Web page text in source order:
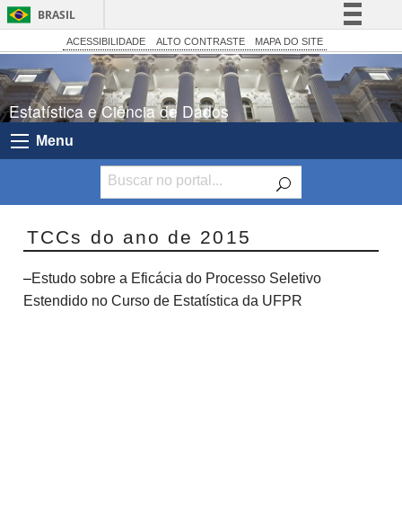
BRASIL
Simplifique!
Comunica BR
Participe
Acesso à informação
Canais
ACESSIBILIDADE ALTO CONTRASTE MAPA DO SITE
Estatística e Ciência de Dados
Menu
TCCs do ano de 2015
–Estudo sobre a Eficácia do Processo Seletivo
Estendido no Curso de Estatística da UFPR